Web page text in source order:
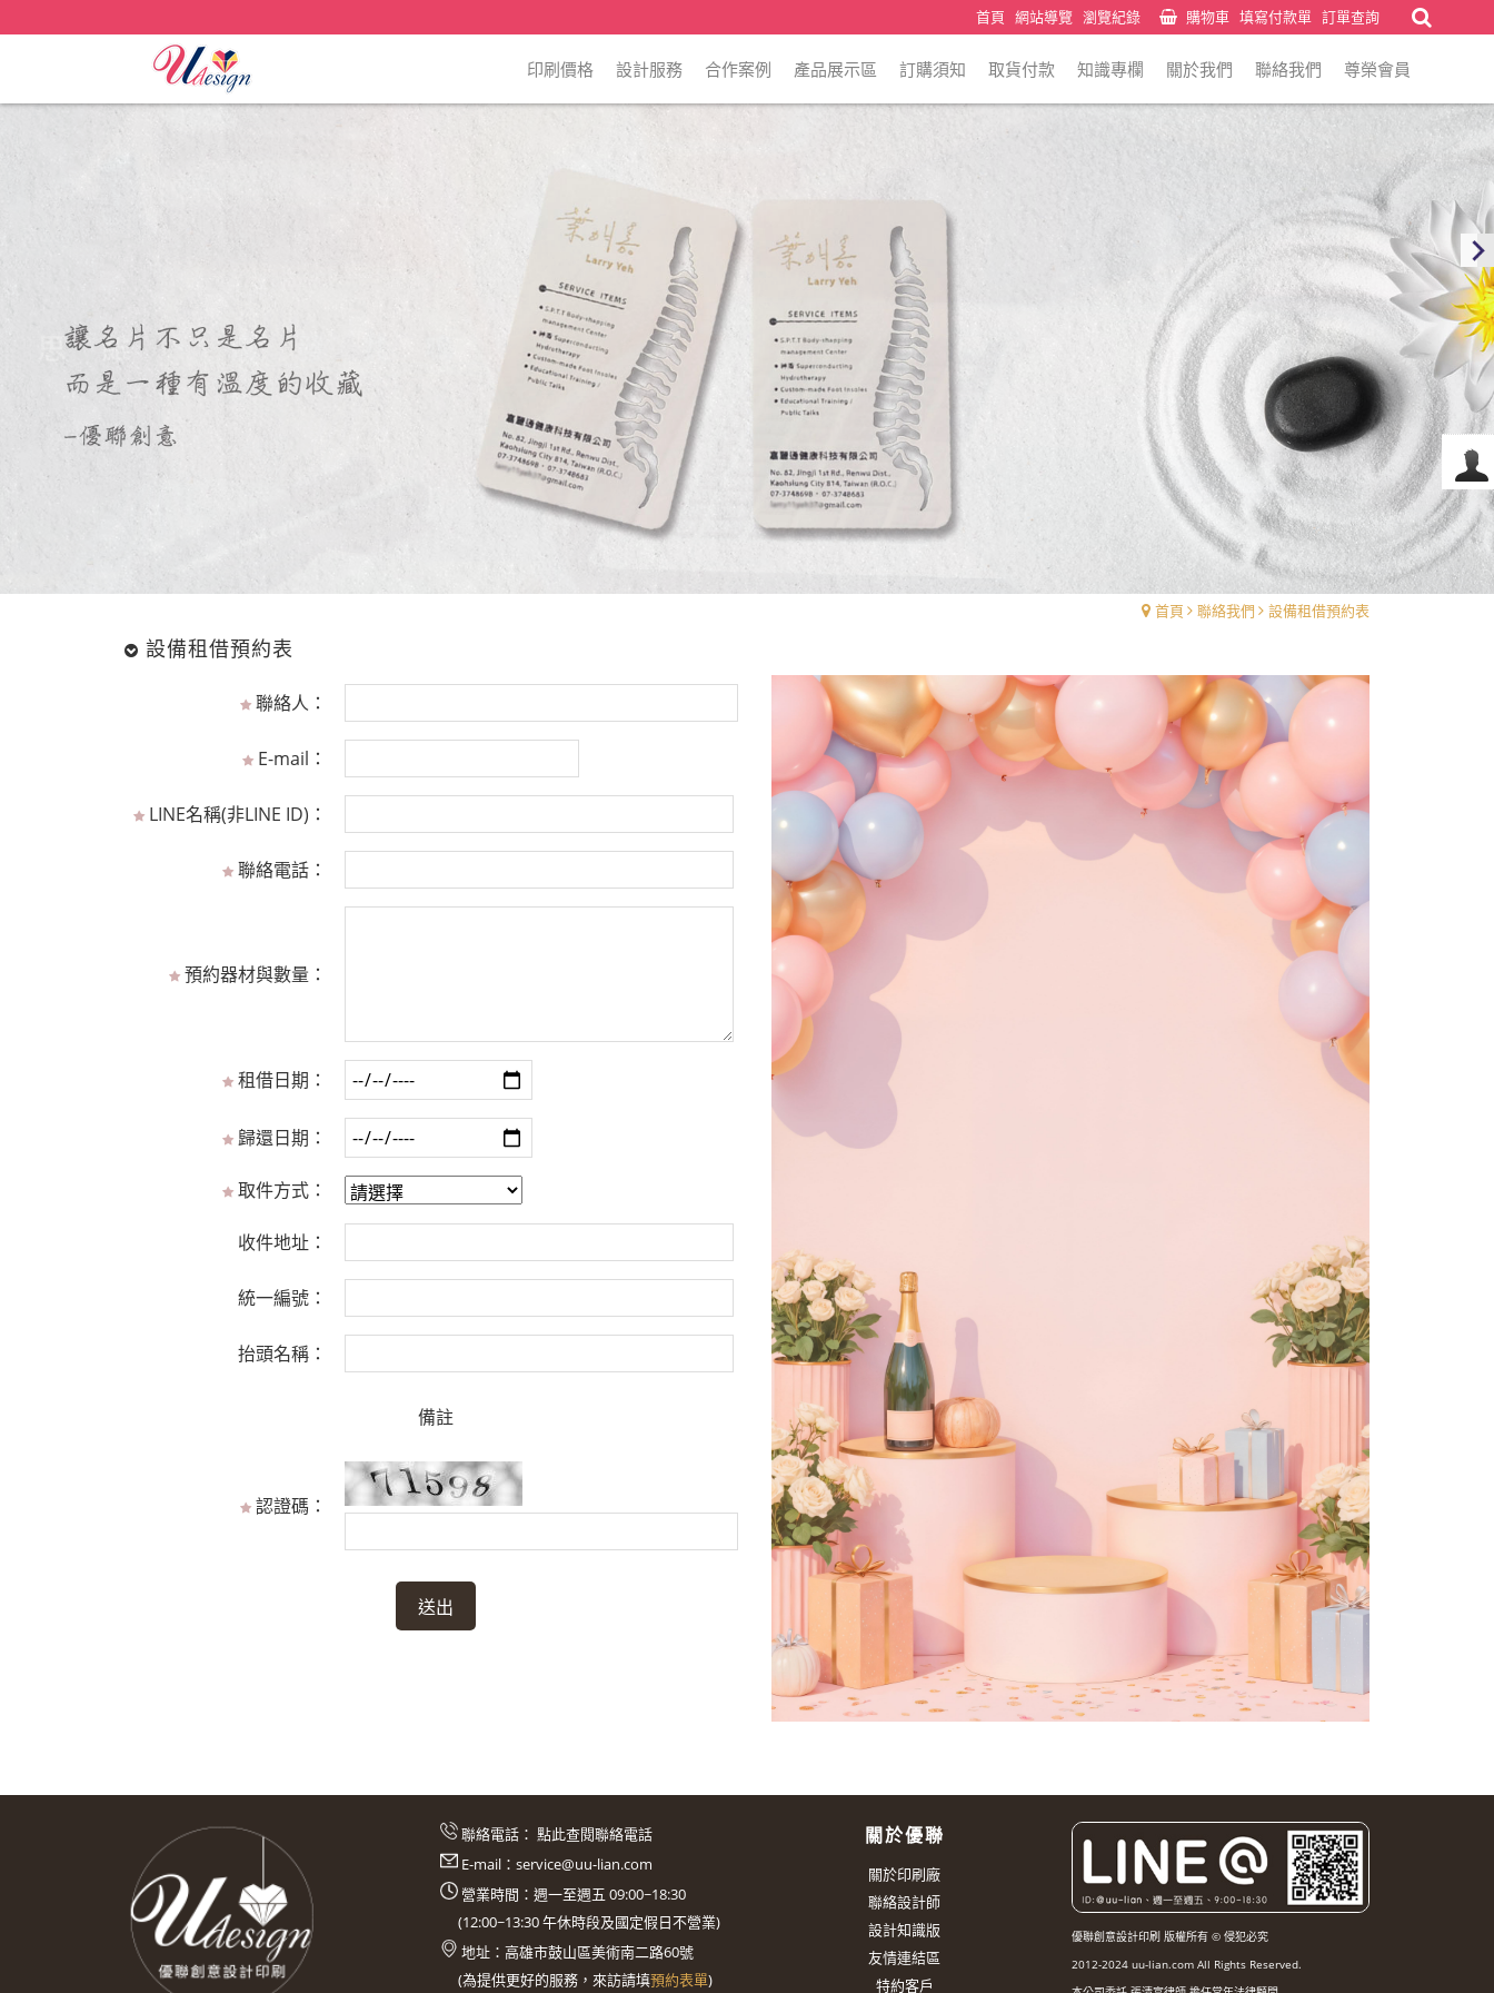
首頁 網站導覽 瀏覽紀錄 購物車 填寫付款單 訂單查詢
印刷價格 設計服務 合作案例 產品展示區 訂購須知 取貨付款 知識專欄 關於我們 聯絡我們 尊榮會員
首頁 聯絡我們 設備租借預約表
設備租借預約表
聯絡人：
E-mail：
LINE名稱(非LINE ID)：
聯絡電話：
預約器材與數量：
租借日期：
歸還日期：
取件方式：
收件地址：
統一編號：
抬頭名稱：
備註
認證碼：
聯絡電話： 點此查閱聯絡電話
E-mail： service@uu-lian.com
營業時間：週一至週五 09:00~18:30
(12:00~13:30午休時段及國定假日不營業)
地址： 高雄市鼓山區美術南二路60號
(為提供更好的服務，來訪請填預約表單)
關於優聯
關於印刷廠
聯絡設計師
設計知識版
友情連結區
特約客戶
優聯創意設計印刷 版權所有 © 侵犯必究
2012-2024 uu-lian.com All Rights Reserved.